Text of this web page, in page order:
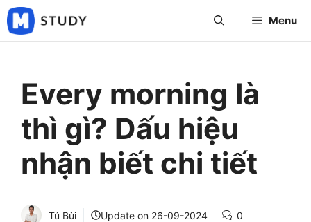
Skip
to
content
Menu
Every morning là
thì gì? Dấu hiệu
nhận biết chi tiết
Tú Bùi Update on 26-09-2024 0